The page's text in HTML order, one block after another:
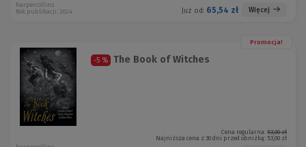
Już od: 65,54 zł Więcej
harpercollins
Rok publikacji: 2024
Promocja!
-5 % The Book of Witches
Cena regularna: 53,00 zł
Najniższa cena z 30 dni przed obniżką: 53,00 zł